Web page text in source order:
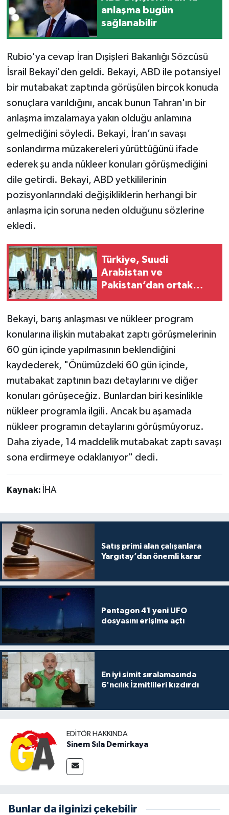
anlaşma bugün
sağlanabilir
Rubio'ya cevap İran Dışişleri Bakanlığı Sözcüsü
İsrail Bekayi'den geldi. Bekayi, ABD ile potansiyel
bir mutabakat zaptında görüşülen birçok konuda
sonuçlara varıldığını, ancak bunun Tahran'ın bir
anlaşma imzalamaya yakın olduğu anlamına
gelmediğini söyledi. Bekayi, İran’ın savaşı
sonlandırma müzakereleri yürüttüğünü ifade
ederek şu anda nükleer konuları görüşmediğini
dile getirdi. Bekayi, ABD yetkililerinin
pozisyonlarındaki değişikliklerin herhangi bir
anlaşma için soruna neden olduğunu sözlerine
ekledi.
Türkiye, Suudi
Arabistan ve
Pakistan’dan ortak
Bekayi, barış anlaşması ve nükleer program
konularına ilişkin mutabakat zaptı görüşmelerinin
60 gün içinde yapılmasının beklendiğini
kaydederek, "Önümüzdeki 60 gün içinde,
mutabakat zaptının bazı detaylarını ve diğer
konuları görüşeceğiz. Bunlardan biri kesinlikle
nükleer programla ilgili. Ancak bu aşamada
nükleer programın detaylarını görüşmüyoruz.
Daha ziyade, 14 maddelik mutabakat zaptı savaşı
sona erdirmeye odaklanıyor" dedi.
Kaynak: İHA
Satış primi alan çalışanlara
Yargıtay’dan önemli karar
Pentagon 41 yeni UFO
dosyasını erişime açtı
En iyi simit sıralamasında
6'ncılık İzmitlileri kızdırdı
EDITÖR HAKKINDA
Sinem Sıla Demirkaya
Bunlar da ilginizi çekebilir